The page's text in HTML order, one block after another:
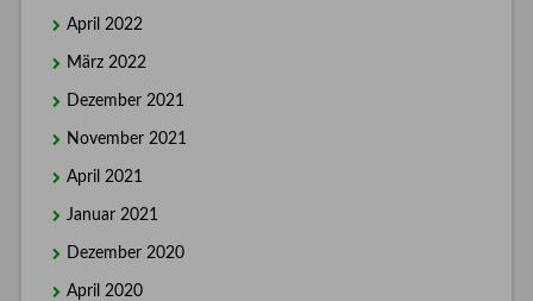
April 2022
März 2022
Dezember 2021
November 2021
April 2021
Januar 2021
Dezember 2020
April 2020